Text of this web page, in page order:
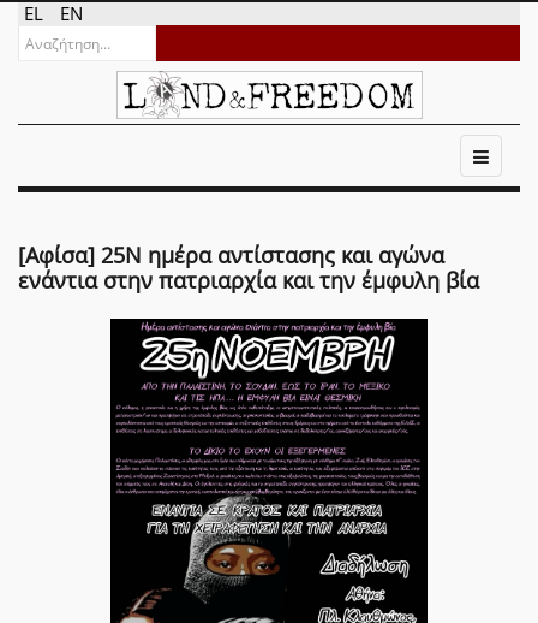
EL EN
[Αφίσα] 25Ν ημέρα αντίστασης και αγώνα
ενάντια στην πατριαρχία και την έμφυλη βία